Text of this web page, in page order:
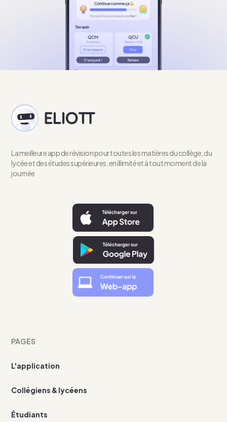
La meilleure app de révision pour toutes les matières du collège, du
lycée et des études supérieures, en illimité et à tout moment de la
journée
PAGES
L'application
Collégiens & lycéens
Étudiants